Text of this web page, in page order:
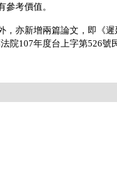
考價值。
亦新增兩篇論文，即《遲
院107年度台上字第526號